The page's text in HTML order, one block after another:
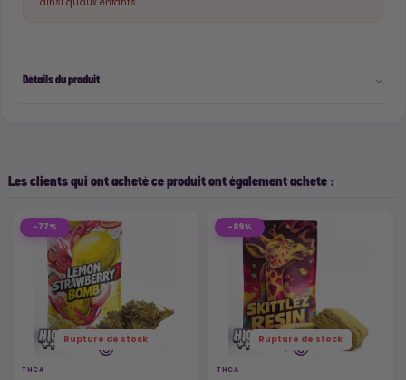
Détails du produit
Les clients qui ont acheté ce produit ont également acheté :
-77%
Rupture de stock
THCA
-89%
Rupture de stock
THCA